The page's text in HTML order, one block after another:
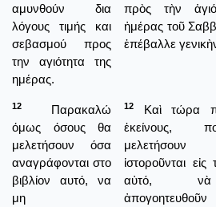
αμυνθούν δια
λόγους τιμής και
σεβασμού προς
την αγιότητα της
ημέρας.
πρὸς τὴν
ἡμέρας τοῦ
ἐπέβαλλε
12
Παρακαλώ
όμως όσους θα
μελετήσουν όσα
αναγράφονται στο
βιβλίον αυτό, να
μη
12
Καὶ τώρα
ἐκείνους,
ἱστοροῦνται εἰς
αὐτό,